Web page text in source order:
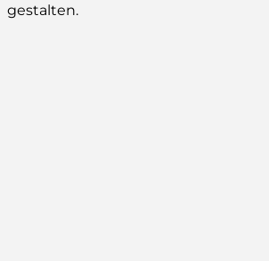
gestalten.